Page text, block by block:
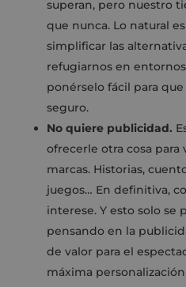
superan, pero nuestro
que nunca. Lo natural
simplificar las
refugiarnos en
ponérselo fácil para
seguro.
No quiere publicidad.
ofrecerle otra cosa para
marcas. Historias,
juegos… En definitiva,
interese. Y esto solo se
pensando en la
de valor para el
máxima